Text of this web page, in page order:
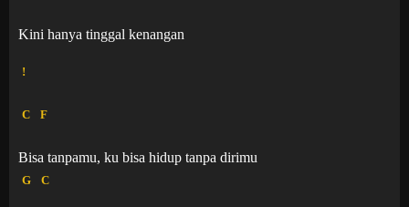
Kini hanya tinggal kenangan
!
C F
Bisa tanpamu, ku bisa hidup tanpa dirimu
G C